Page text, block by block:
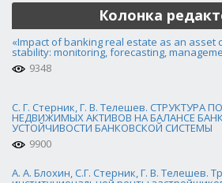
Колонка
«Impact of banking real estate as an asset
stability: monitoring, forecasting,
9348
С. Г. Стерник, Г. В. Телешев. СТРУКТУРА
НЕДВИЖИМЫХ АКТИВОВ НА БАЛАНСЕ
УСТОЙЧИВОСТИ БАНКОВСКОЙ СИСТЕМЫ
9900
А. А. Блохин, С.Г. Стерник, Г. В. Телешев.